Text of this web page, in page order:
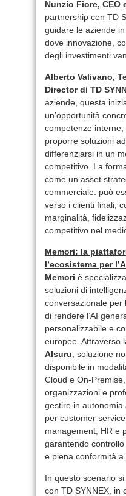
Nunzio Fiore, CEO
partnership con TD
guidare le aziende
dove innovazione,
degli investimenti
Alberto Valivano,
Director di TD
aziende, questa
un’opportunità
competenze
proporre soluzioni
differenziarsi in un
competitivo. La
come un asset
commerciale: può
verso i clienti finali,
marginalità,
competitivo nel
Memori: la
l’ecosistema per
Memori è
soluzioni di
conversazionale per
di rendere l’AI
personalizzabile e
europee. Attraverso
AIsuru , soluzione
disponibile in
Cloud e On-
organizzazioni e
gestire in autonomia
per customer
management, HR e
garantendo
e piena conformità a
In questo scenario
con TD SYNNEX, in